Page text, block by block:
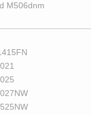
M506dnm